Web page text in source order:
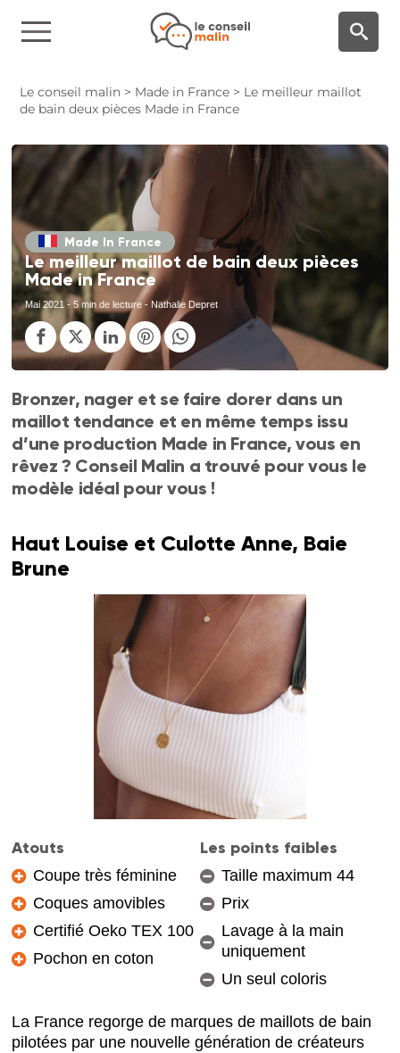
Le conseil malin > Made in France > Le meilleur maillot
de bain deux pièces Made in France
Made In France
Le meilleur maillot de bain deux pièces
Made in France
Mai 2021 - 5 min de lecture - Nathalie Depret
Bronzer, nager et se faire dorer dans un
maillot tendance et en même temps issu
d’une production Made in France, vous en
rêvez ? Conseil Malin a trouvé pour vous le
modèle idéal pour vous !
Haut Louise et Culotte Anne, Baie
Brune
Atouts
Coupe très féminine
Coques amovibles
Certifié Oeko TEX 100
Pochon en coton
Les points faibles
Taille maximum 44
Prix
Lavage à la main
uniquement
Un seul coloris
La France regorge de marques de maillots de bain
pilotées par une nouvelle génération de créateurs